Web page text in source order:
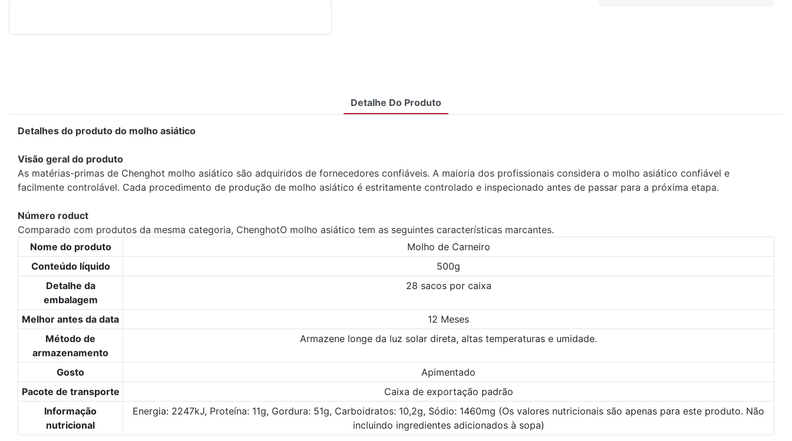
Detalhe Do Produto
Detalhes do produto do molho asiático
Visão geral do produto
As matérias-primas de Chenghot molho asiático são adquiridos de fornecedores confiáveis. A maioria dos profissionais considera o molho asiático confiável e
facilmente controlável. Cada procedimento de produção de molho asiático é estritamente controlado e inspecionado antes de passar para a próxima etapa.
Número roduct
Comparado com produtos da mesma categoria, ChenghotO molho asiático tem as seguintes características marcantes.
Nome do produto
Molho de Carneiro
Conteúdo líquido
500g
Detalhe da
embalagem
28 sacos por caixa
Melhor antes da data
12 Meses
Método de
armazenamento
Armazene longe da luz solar direta, altas temperaturas e umidade.
Gosto
Apimentado
Pacote de transporte
Caixa de exportação padrão
Informação
nutricional
Energia: 2247kJ, Proteína: 11g, Gordura: 51g, Carboidratos: 10,2g, Sódio: 1460mg (Os valores nutricionais são apenas para este produto. Não
incluindo ingredientes adicionados à sopa)